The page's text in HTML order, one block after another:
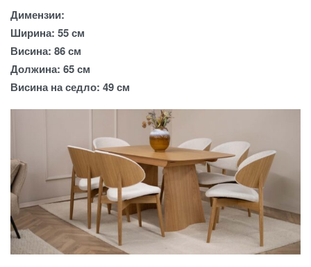
Димензии:
Ширина: 55 см
Висина: 86 см
Должина: 65 см
Висина на седло: 49 см